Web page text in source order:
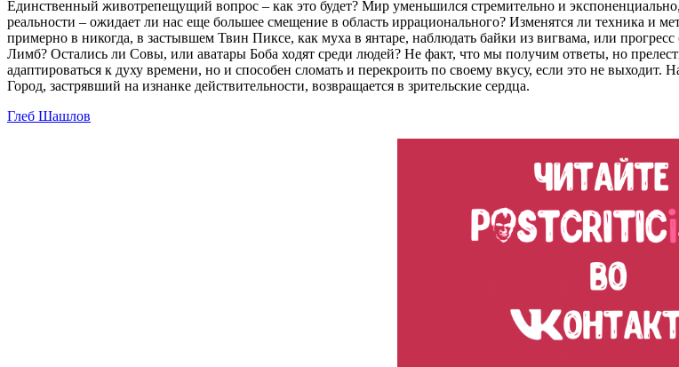
Единственный животрепещущий вопрос – как это будет? Мир уменьшился стремительно и
реальности – ожидает ли нас еще большее смещение в область иррационального? Изменятся ли техника и
примерно в никогда, в застывшем Твин Пиксе, как муха в янтаре, наблюдать байки из вигвама, или
Лимб? Остались ли Совы, или аватары Боба ходят среди людей? Не факт, что мы получим ответы, но
адаптироваться к духу времени, но и cпособен сломать и перекроить по своему вкусу, если это не
Город, застрявший на изнанке действительности, возвращается в зрительские сердца.
Глеб Шашлов